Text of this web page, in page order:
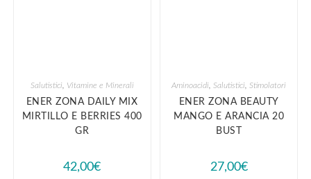
Salutistici Vitamine e Minerali
ENER ZONA DAILY MIX
MIRTILLO E BERRIES 400
GR
42,00€
Aminoacidi Salutistici Stimolatori
ENER ZONA BEAUTY
MANGO E ARANCIA 20
BUST
27,00€